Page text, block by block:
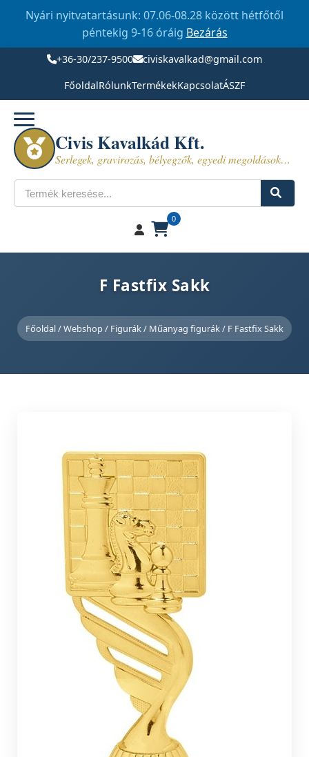
Nyári nyitvatartásunk: 07.06-08.28 között hétfőtől
péntekig 9-16 óráig Bezárás
+36-30/237-9500
civiskavalkad@gmail.com
FőoldalRólunkTermékekKapcsolatÁSZF
Civis Kavalkád Kft.
Serlegek, gravirozás, bélyegzők, egyedi megoldások…
Keresés
0
F Fastfix Sakk
Főoldal/Webshop / Figurák/ Műanyag figurák/ F Fastfix Sakk